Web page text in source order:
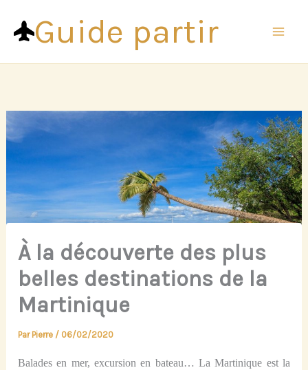
contenuGuide partir
À la découverte des plus
belles destinations de la
Martinique
Par Pierre / 06/02/2020
Balades en mer, excursion en bateau… La Martinique est la